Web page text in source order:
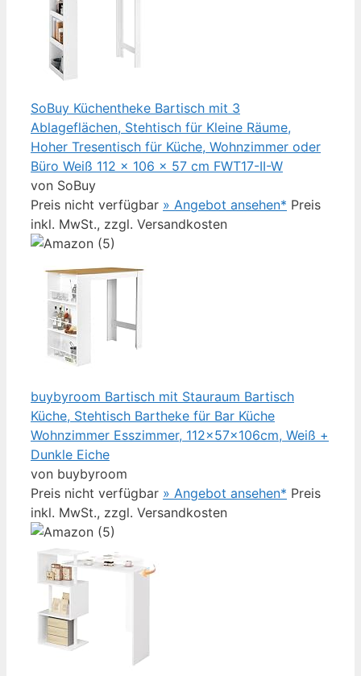
SoBuy Küchentheke Bartisch mit 3
Ablageflächen, Stehtisch für Kleine Räume,
Hoher Tresentisch für Küche, Wohnzimmer oder
Büro Weiß 112 x 106 x 57 cm FWT17-II-W
von SoBuy
Preis nicht verfügbar » Angebot ansehen* Preis
inkl. MwSt., zzgl. Versandkosten
buybyroom Bartisch mit Stauraum Bartisch
Küche, Stehtisch Bartheke für Bar Küche
Wohnzimmer Esszimmer, 112×57×106cm, Weiß +
Dunkle Eiche
von buybyroom
Preis nicht verfügbar » Angebot ansehen* Preis
inkl. MwSt., zzgl. Versandkosten